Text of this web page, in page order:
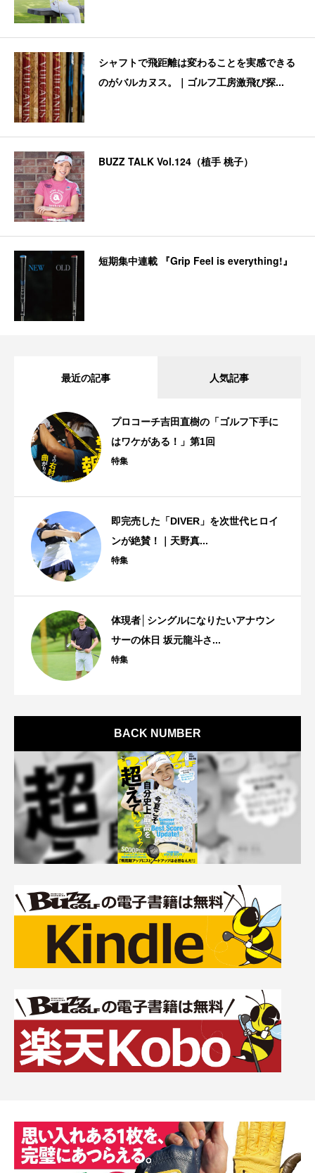
シャフトで飛距離は変わることを実感できる
のがバルカヌス。｜ゴルフ工房激飛び探...
BUZZ TALK Vol.124（植手 桃子）
短期集中連載 『Grip Feel is everything!』
最近の記事 人気記事
プロコーチ吉田直樹の「ゴルフ下手に
はワケがある！」第1回
特集
即完売した「DIVER」を次世代ヒロイ
ンが絶賛！｜天野真...
特集
体現者│シングルになりたいアナウン
サーの休日 坂元龍斗さ...
特集
BACK NUMBER